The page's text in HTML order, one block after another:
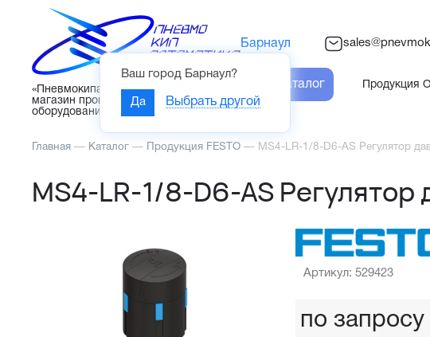
«Пневмокипавтоматика» – интернет-
магазин промышленного
оборудования
Барнаул
Ваш город Барнаул?
Да Выбрать другой
Каталог Продукция
Главная — Каталог — Продукция FESTO — MS4-LR-1/8-D6-AS Регулятор
MS4-LR-1/8-D6-AS Регулятор
Артикул: 529423
по запросу